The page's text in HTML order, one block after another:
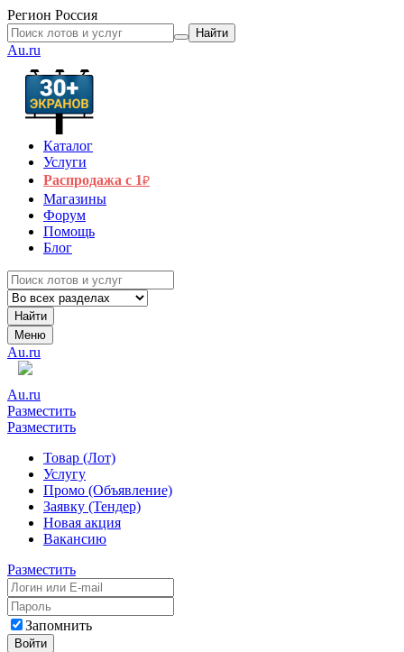
Регион Россия
Найти
Au.ru
Каталог
Услуги
Распродажа с 1₽
Магазины
Форум
Помощь
Блог
Найти
Меню
Au.ru
Au.ru
Разместить
Разместить
Товар (Лот)
Услугу
Промо (Объявление)
Заявку (Тендер)
Новая акция
Вакансию
Разместить
Запомнить
Войти